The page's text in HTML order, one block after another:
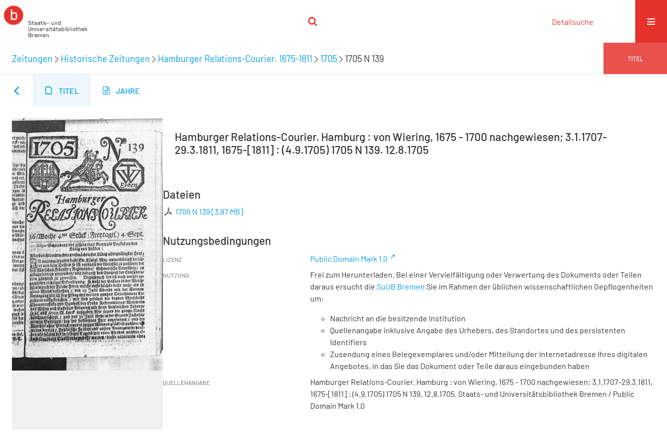
Detailsuche
Zeitungen Historische Zeitungen Hamburger Relations-Courier. 1675-1811 1705 1705 N 139 TITEL
TITEL JAHRE
Hamburger Relations-Courier. Hamburg : von Wiering, 1675 - 1700 nachgewiesen; 3.1.1707-
29.3.1811, 1675-[1811] : (4.9.1705) 1705 N 139. 12.8.1705
Dateien
1705 N 139[3,87 MB]
Nutzungsbedingungen
LIZENZ Public Domain Mark 1.0
NUTZUNG
Frei zum Herunterladen. Bei einer Vervielfältigung oder Verwertung des Dokuments oder Teilen
daraus ersucht die SuUB Bremen Sie im Rahmen der üblichen wissenschaftlichen Gepflogenheiten
um:
Nachricht an die besitzende Institution
Quellenangabe inklusive Angabe des Urhebers, des Standortes und des persistenten
Identifiers
Zusendung eines Belegexemplares und/oder Mitteilung der Internetadresse Ihres digitalen
Angebotes, in das Sie das Dokument oder Teile daraus eingebunden haben
QUELLENANGABE
Hamburger Relations-Courier. Hamburg : von Wiering, 1675 - 1700 nachgewiesen; 3.1.1707-29.3.1811,
1675-[1811] : (4.9.1705) 1705 N 139. 12.8.1705. Staats- und Universitätsbibliothek Bremen / Public
Domain Mark 1.0